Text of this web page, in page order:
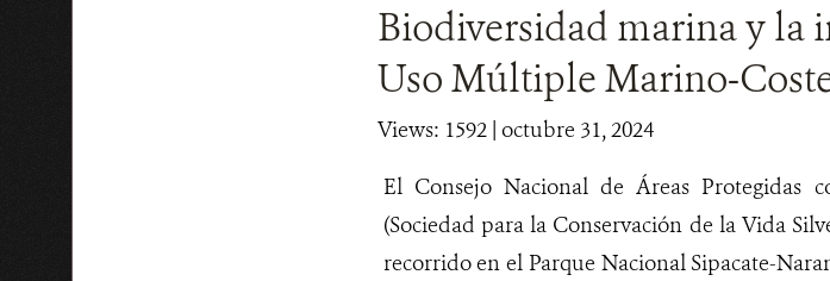
Biodiversidad marina y la
Uso Múltiple Marino-
Views: 1592| octubre 31, 2024
El Consejo Nacional de Áreas Protegidas
(Sociedad para la Conservación de la Vida
recorrido en el Parque Nacional Sipacate-